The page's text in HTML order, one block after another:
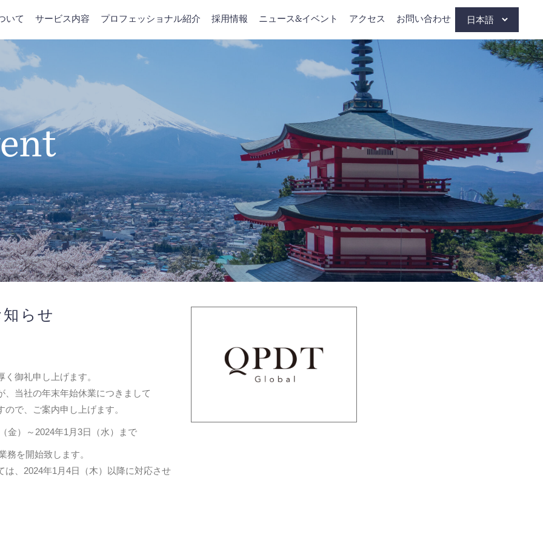
いて サービス内容 プロフェッショナル紹介 採用情報 ニュース&イベント アクセス お問い合わせ
らせ
御礼申し上げます。
、当社の年末年始休業につきまして
で、ご案内申し上げます。
金）～2024年1月3日（水）まで
務を開始致します。
は、2024年1月4日（木）以降に対応させ